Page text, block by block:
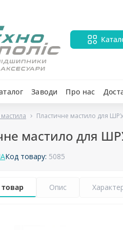
Заводи Про нас
мастила Пластичне мастило для
мастило для
Код товару: 5085
товар Опис